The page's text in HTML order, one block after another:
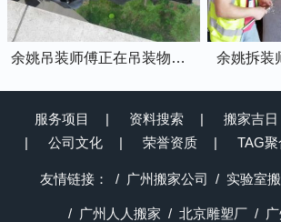
余姚吊装师傅正在吊装物品上楼 余姚拆装
服务项目 资料搜索 搬家吉日
公司文化
荣誉资质 TAG
友情链接： 广州搬家公司 实验室
广州人人搬家 北京雕塑厂